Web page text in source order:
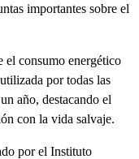
importantes sobre el
el consumo energético
por todas las
año, destacando el
con la vida salvaje.
por el Instituto